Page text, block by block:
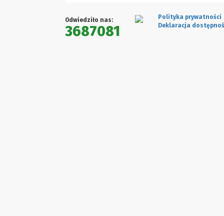
Odwiedziło nas:
3687081
Polityka prywatności
Deklaracja